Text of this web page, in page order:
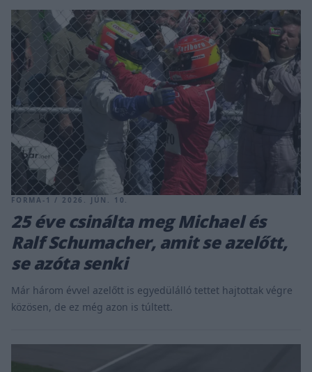
FORMA-1 / 2026. JÚN. 10.
25 éve csinálta meg Michael és
Ralf Schumacher, amit se azelőtt,
se azóta senki
Már három évvel azelőtt is egyedülálló tettet hajtottak végre
közösen, de ez még azon is túltett.